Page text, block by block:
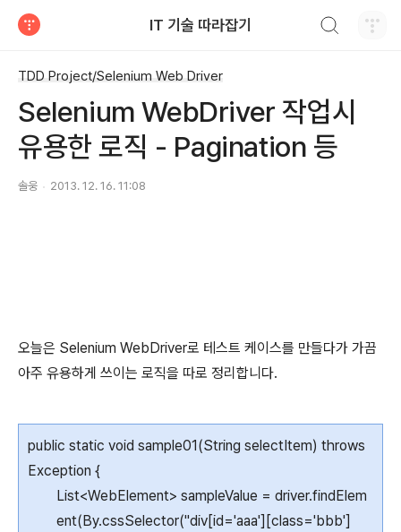
IT 기술 따라잡기
TDD Project/Selenium Web Driver
Selenium WebDriver 작업시
유용한 로직 - Pagination 등
솔웅 2013. 12. 16. 11:08
오늘은 Selenium WebDriver로 테스트 케이스를 만들다가 가끔
아주 유용하게 쓰이는 로직을 따로 정리합니다.
public static void sample01(String selectItem) throws
Exception {
List<WebElement> sampleValue = driver.findElem
ent(By.cssSelector("div[id='aaa'][class='bbb']